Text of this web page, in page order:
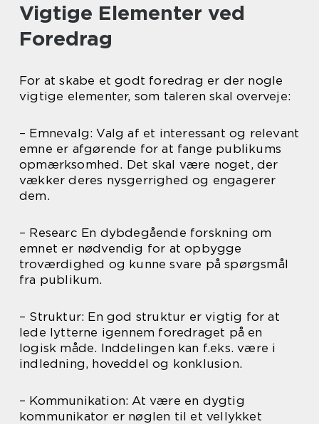
Vigtige Elementer ved
Foredrag
For at skabe et godt foredrag er der nogle
vigtige elementer, som taleren skal overveje:
– Emnevalg: Valg af et interessant og relevant
emne er afgørende for at fange publikums
opmærksomhed. Det skal være noget, der
vækker deres nysgerrighed og engagerer
dem.
– Researc En dybdegående forskning om
emnet er nødvendig for at opbygge
troværdighed og kunne svare på spørgsmål
fra publikum.
– Struktur: En god struktur er vigtig for at
lede lytterne igennem foredraget på en
logisk måde. Inddelingen kan f.eks. være i
indledning, hoveddel og konklusion.
– Kommunikation: At være en dygtig
kommunikator er nøglen til et vellykket